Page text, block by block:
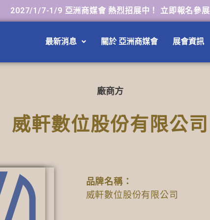
2027/1/7-1/9 亞洲商媒會 熱烈招展中！ 立即報名參展
最新消息 關於 亞洲商媒會 展會資訊
廠商方
威軒數位股份有限公司
品牌名稱：
威軒數位股份有限公司